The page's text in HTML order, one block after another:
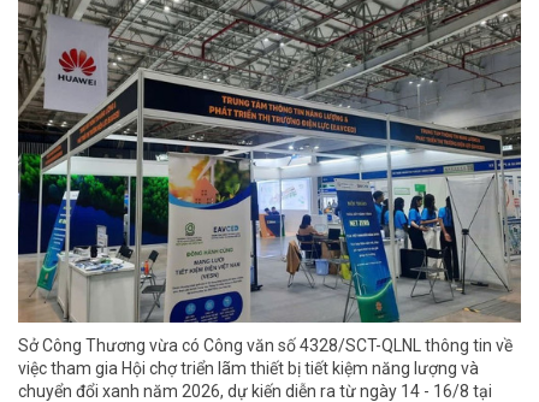
Sở Công Thương vừa có Công văn số 4328/SCT-QLNL thông tin về
việc tham gia Hội chợ triển lãm thiết bị tiết kiệm năng lượng và
chuyển đổi xanh năm 2026, dự kiến diễn ra từ ngày 14 - 16/8 tại